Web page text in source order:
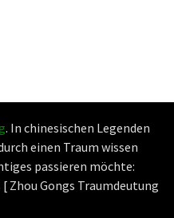
. In chinesischen Legenden
einen Traum wissen
passieren möchte:
Zhou Gongs Traumdeutung